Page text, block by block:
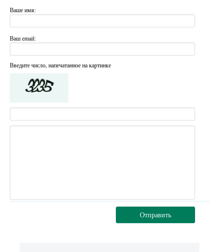
Ваше имя:
Ваш email:
Введите число, напечатанное на картинке
Отправить